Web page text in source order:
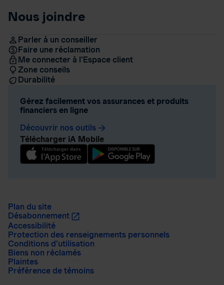
Nous joindre
Parler à un conseiller
Faire une réclamation
Me connecter à l’Espace client
Zone conseils
Durabilité
Gérez facilement vos assurances et produits
financiers en ligne
Découvrir nos outils arrow_forward
Télécharger iA Mobile
Plan du site
Désabonnement
Accessibilité
Protection des renseignements personnels
Conditions d’utilisation
Biens non réclamés
Plaintes
Préférence de témoins